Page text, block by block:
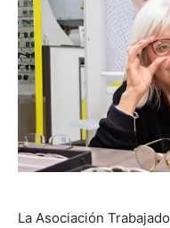
La Asociación